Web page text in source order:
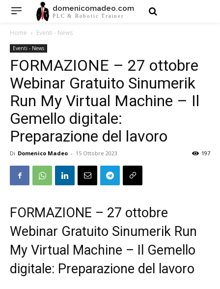
domenicomadeo.com
PLC & Robotic Trainer
Home Eventi - News
Eventi - News
FORMAZIONE – 27 ottobre
Webinar Gratuito Sinumerik
Run My Virtual Machine – Il
Gemello digitale:
Preparazione del lavoro
Di Domenico Madeo - 15 Ottobre 2023 197
FORMAZIONE – 27 ottobre
Webinar Gratuito Sinumerik Run
My Virtual Machine – Il Gemello
digitale: Preparazione del lavoro